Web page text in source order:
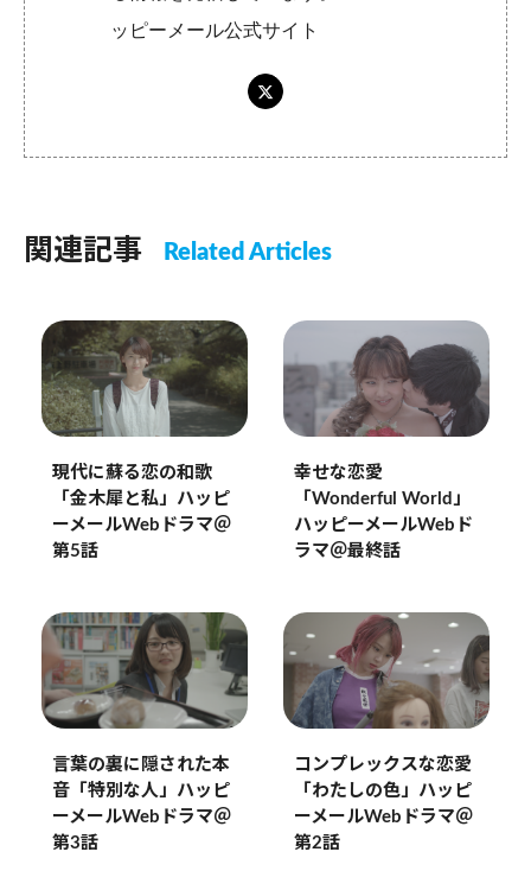
ッピーメール公式サイト
関連記事 Related Articles
現代に蘇る恋の和歌
「金木犀と私」ハッピ
ーメールWebドラマ＠
第5話
幸せな恋愛
「Wonderful World」
ハッピーメールWebド
ラマ＠最終話
言葉の裏に隠された本
音「特別な人」ハッピ
ーメールWebドラマ＠
第3話
コンプレックスな恋愛
「わたしの色」ハッピ
ーメールWebドラマ＠
第2話